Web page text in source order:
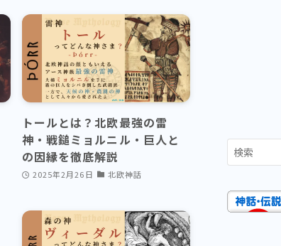
トールとは？北欧最強の雷
神・戦鎚ミョルニル・巨人と
の因縁を徹底解説
2025年2月26日 北欧神話